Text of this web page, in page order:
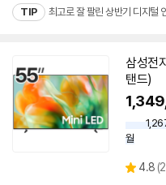
TIP 최고로 잘 팔린 상반기 디지털
삼성전
탠드)
월
별
4.8 (